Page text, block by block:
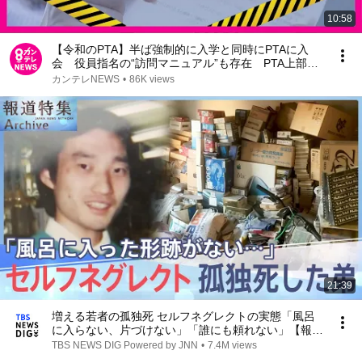
10:58
【令和のPTA】半ば強制的に入学と同時にPTAに入
会 役員指名の“訪問マニュアル”も存在 PTA上部団
体「全国一律の解決策は難しい」〈カンテレNEWS〉
カンテレNEWS • 86K views
21:39
増える若者の孤独死 セルフネグレクトの実態「風呂
に入らない、片づけない」「誰にも頼れない」【報道
特集】
TBS NEWS DIG Powered by JNN • 7.4M views